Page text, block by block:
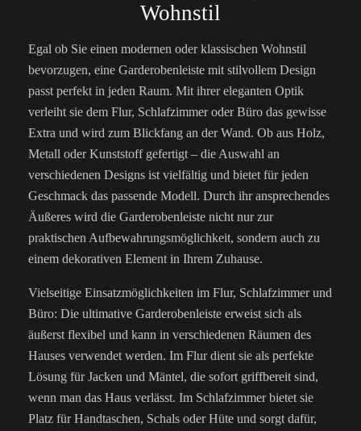
Wohnstil
Egal ob Sie einen modernen oder klassischen Wohnstil
bevorzugen, eine Garderobenleiste mit stilvollem Design
passt perfekt in jeden Raum. Mit ihrer eleganten Optik
verleiht sie dem Flur, Schlafzimmer oder Büro das gewisse
Extra und wird zum Blickfang an der Wand. Ob aus Holz,
Metall oder Kunststoff gefertigt – die Auswahl an
verschiedenen Designs ist vielfältig und bietet für jeden
Geschmack das passende Modell. Durch ihr ansprechendes
Äußeres wird die Garderobenleiste nicht nur zur
praktischen Aufbewahrungsmöglichkeit, sondern auch zu
einem dekorativen Element in Ihrem Zuhause.
Vielseitige Einsatzmöglichkeiten im Flur, Schlafzimmer und
Büro: Die ultimative Garderobenleiste erweist sich als
äußerst flexibel und kann in verschiedenen Räumen des
Hauses verwendet werden. Im Flur dient sie als perfekte
Lösung für Jacken und Mäntel, die sofort griffbereit sind,
wenn man das Haus verlässt. Im Schlafzimmer bietet sie
Platz für Handtaschen, Schals oder Hüte und sorgt dafür,